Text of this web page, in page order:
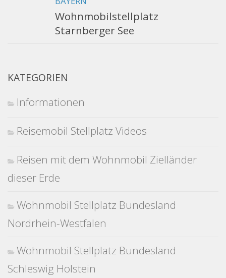
Wohnmobilstellplatz
Starnberger See
KATEGORIEN
Informationen
Reisemobil Stellplatz Videos
Reisen mit dem Wohnmobil Zielländer
dieser Erde
Wohnmobil Stellplatz Bundesland
Nordrhein-Westfalen
Wohnmobil Stellplatz Bundesland
Schleswig Holstein